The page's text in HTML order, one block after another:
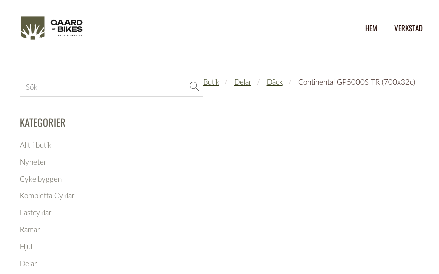
HEM VERKSTAD
KATEGORIER
Allt i butik
Nyheter
Cykelbyggen
Kompletta Cyklar
Lastcyklar
Ramar
Hjul
Delar
Butik Delar Däck Continental GP5000S TR (700x32c)